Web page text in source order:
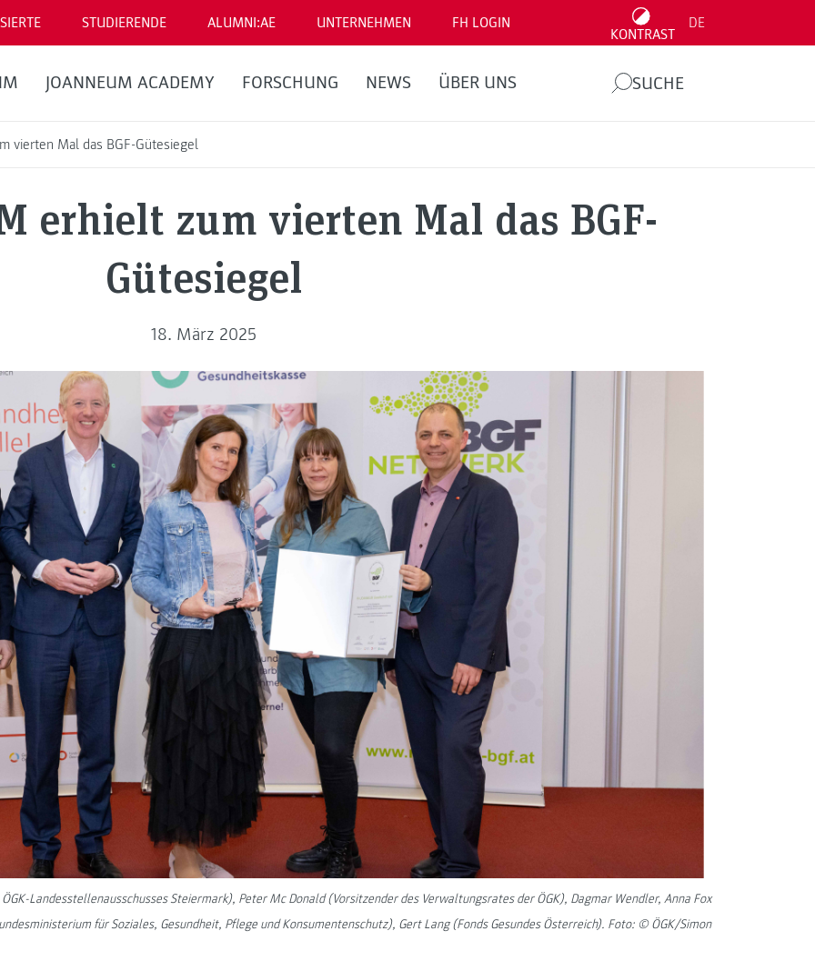
STUDIERENDE ALUMNI:AE UNTERNEHMEN FH LOGIN
KONTRAST
DE
JOANNEUM ACADEMY FORSCHUNG NEWS ÜBER UNS SUCHE
vierten Mal das BGF-Gütesiegel
erhielt zum vierten Mal das BGF-
Gütesiegel
18. März 2025
Landesstellenausschusses Steiermark), Peter Mc Donald (Vorsitzender des Verwaltungsrates der ÖGK), Dagmar Wendler, Anna Fox
für Soziales, Gesundheit, Pflege und Konsumentenschutz), Gert Lang (Fonds Gesundes Österreich). Foto: © ÖGK/Simon